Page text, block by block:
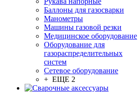
Баллоны для газосварки
Манометры
Машины газовой резки
Медицинское оборудование
Оборудование для
газораспределительных
систем
Сетевое оборудование
+ ЕЩЕ 2